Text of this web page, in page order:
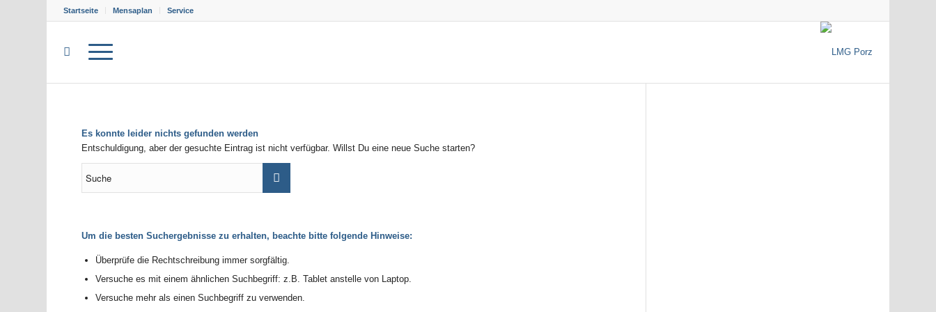
Startseite Mensaplan Service
Es konnte leider nichts gefunden werden
Entschuldigung, aber der gesuchte Eintrag ist nicht verfügbar. Willst Du eine neue Suche starten?
Um die besten Suchergebnisse zu erhalten, beachte bitte folgende Hinweise:
Überprüfe die Rechtschreibung immer sorgfältig.
Versuche es mit einem ähnlichen Suchbegriff: z.B. Tablet anstelle von Laptop.
Versuche mehr als einen Suchbegriff zu verwenden.